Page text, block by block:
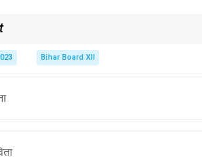
Bihar Board XII